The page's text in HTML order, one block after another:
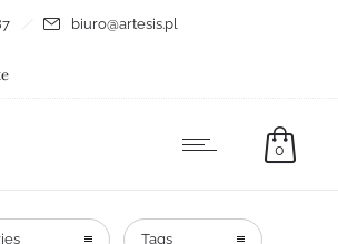
biuro@artesis.pl
0
Tags